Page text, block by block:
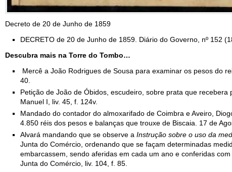
Decreto de 20 de Junho de 1859
DECRETO de 20 de Junho de 1859. Diário do Governo, nº 152
Descubra mais na Torre do Tombo…
Mercê a João Rodrigues de Sousa para examinar os pesos do
40.
Petição de João de Óbidos, escudeiro, sobre prata que
Manuel I, liv. 45, f. 124v.
Mandado do contador do almoxarifado de Coimbra e Aveiro,
4.850 réis dos pesos e balanças que trouxe de Biscaia. 17 de
Alvará mandando que se observe a Instrução sobre o uso da
Junta do Comércio, ordenando que se façam determinadas
embarcassem, sendo aferidas em cada um ano e conferidas
Junta do Comércio, liv. 104, f. 85.